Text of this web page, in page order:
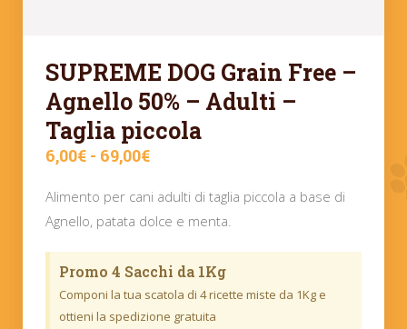
SUPREME DOG Grain Free –
Agnello 50% – Adulti –
Taglia piccola
6,00€ - 69,00€
Alimento per cani adulti di taglia piccola a base di
Agnello, patata dolce e menta.
Promo 4 Sacchi da 1Kg
Componi la tua scatola di 4 ricette miste da 1Kg e
ottieni la spedizione gratuita